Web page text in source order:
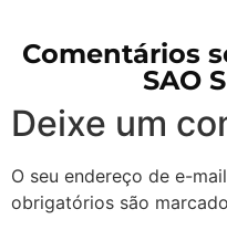
Comentários
SAO
Deixe um
O seu endereço de e-
obrigatórios são